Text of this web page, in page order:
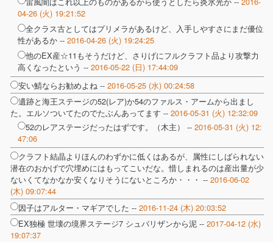
04-26 (火) 19:21:52
全クラス古としてはプリメラがあるけど、入手しやすさにまだ優位
性があるか -- 2016-04-26 (火) 19:24:25
他のEX産☆11もそうだけど、さりげにフルクラフト品より攻撃力
高くなったという -- 2016-05-22 (日) 17:44:09
安い鯖ならお勧めよね -- 2016-05-25 (水) 00:24:58
遺跡と海王ステージの52(レア)か54のファルス・アームから出まし
た。エルソついてたのでたぶんあってます -- 2016-05-31 (火) 12:32:09
52のレアステージだったはずです。（木主） -- 2016-05-31 (火) 12:
47:06
クラフト結晶よりほんのわずかに低くはあるが、属性にしばられない
潜在のおかげで穴埋めにはもってこいだな。惜しまれるのは産出量が少
ないくてなかなか安くなりそうにないところか・・・ -- 2016-06-02
(木) 09:07:44
因子はアルター・マギアでした -- 2016-11-24 (木) 20:03:52
EX独極 世壊の境界ステージ7 シュバリザンから泥 -- 2017-04-12 (水)
19:07:37